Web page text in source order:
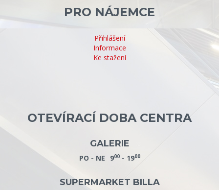
PRO NÁJEMCE
Přihlášení
Informace
Ke stažení
OTEVÍRACÍ DOBA CENTRA
GALERIE
PO - NE 900- 1900
SUPERMARKET BILLA